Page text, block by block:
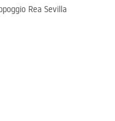
Rea Sevilla